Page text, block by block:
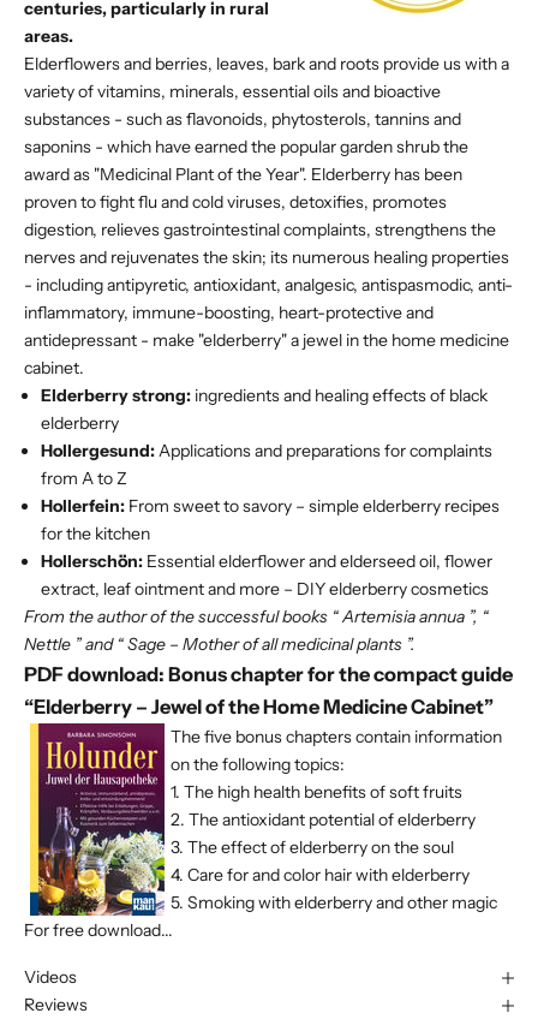
centuries, particularly in rural
areas.
Elderflowers and berries, leaves, bark and roots provide us with a
variety of vitamins, minerals, essential oils and bioactive
substances - such as flavonoids, phytosterols, tannins and
saponins - which have earned the popular garden shrub the
award as "Medicinal Plant of the Year". Elderberry has been
proven to fight flu and cold viruses, detoxifies, promotes
digestion, relieves gastrointestinal complaints, strengthens the
nerves and rejuvenates the skin; its numerous healing properties
- including antipyretic, antioxidant, analgesic, antispasmodic, anti-
inflammatory, immune-boosting, heart-protective and
antidepressant - make "elderberry" a jewel in the home medicine
cabinet.
Elderberry strong: ingredients and healing effects of black
elderberry
Hollergesund:Applications and preparations for complaints
from A to Z
Hollerfein: From sweet to savory – simple elderberry recipes
for the kitchen
Hollerschön: Essential elderflower and elderseed oil, flower
extract, leaf ointment and more – DIY elderberry cosmetics
From the author of the successful books “Artemisia annua ”, “
Nettle ” and “Sage – Mother of all medicinal plants ”.
PDF download: Bonus chapter for the compact guide
“Elderberry – Jewel of the Home Medicine Cabinet”
The five bonus chapters contain information
on the following topics:
1. The high health benefits of soft fruits
2. The antioxidant potential of elderberry
3. The effect of elderberry on the soul
4. Care for and color hair with elderberry
5. Smoking with elderberry and other magic
For free download...
Videos
Reviews